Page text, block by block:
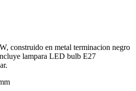
construido en metal terminacion negro
lampara LED bulb E27